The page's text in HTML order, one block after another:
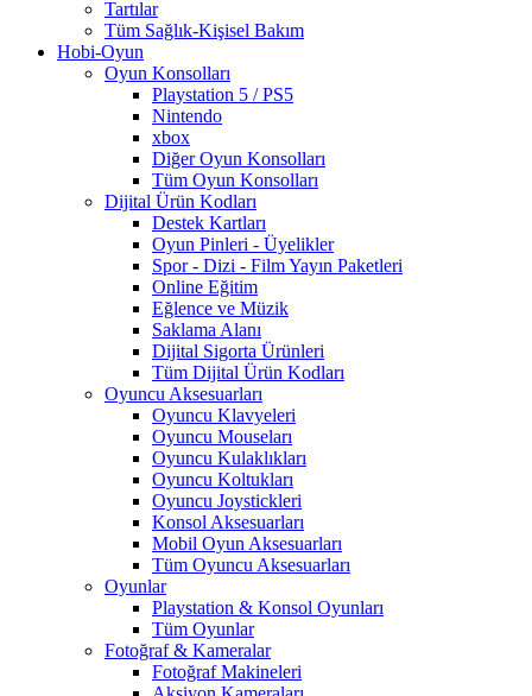
Tartılar
Tüm Sağlık-Kişisel Bakım
Hobi-Oyun
Oyun Konsolları
Playstation 5 / PS5
Nintendo
xbox
Diğer Oyun Konsolları
Tüm Oyun Konsolları
Dijital Ürün Kodları
Destek Kartları
Oyun Pinleri - Üyelikler
Spor - Dizi - Film Yayın Paketleri
Online Eğitim
Eğlence ve Müzik
Saklama Alanı
Dijital Sigorta Ürünleri
Tüm Dijital Ürün Kodları
Oyuncu Aksesuarları
Oyuncu Klavyeleri
Oyuncu Mouseları
Oyuncu Kulaklıkları
Oyuncu Koltukları
Oyuncu Joystickleri
Konsol Aksesuarları
Mobil Oyun Aksesuarları
Tüm Oyuncu Aksesuarları
Oyunlar
Playstation & Konsol Oyunları
Tüm Oyunlar
Fotoğraf & Kameralar
Fotoğraf Makineleri